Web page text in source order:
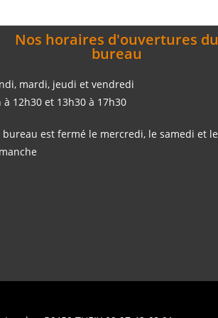
Nos horaires d'ouvertures du
bureau
mardi, jeudi et vendredi
à 12h30 et 13h30 à 17h30
bureau est fermé le mercredi, le samedi et le